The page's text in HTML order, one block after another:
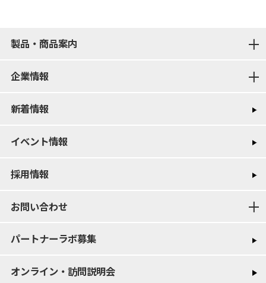
製品・商品案内
企業情報
新着情報
イベント情報
採用情報
お問い合わせ
パートナーラボ募集
オンライン・訪問説明会